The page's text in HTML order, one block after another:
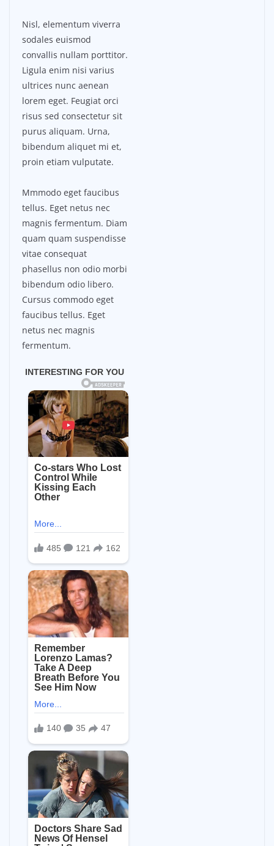
Nisl, elementum viverra
sodales euismod
convallis nullam porttitor.
Ligula enim nisi varius
ultrices nunc aenean
lorem eget. Feugiat orci
risus sed consectetur sit
purus aliquam. Urna,
bibendum aliquet mi et,
proin etiam vulputate.
Mmmodo eget faucibus
tellus. Eget netus nec
magnis fermentum. Diam
quam quam suspendisse
vitae consequat
phasellus non odio morbi
bibendum odio libero.
Cursus commodo eget
faucibus tellus. Eget
netus nec magnis
fermentum.